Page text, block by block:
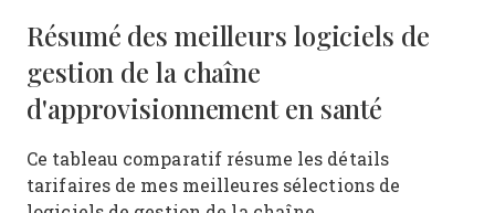
Résumé des meilleurs logiciels de
gestion de la chaîne
d'approvisionnement en santé
Ce tableau comparatif résume les détails
tarifaires de mes meilleures sélections de